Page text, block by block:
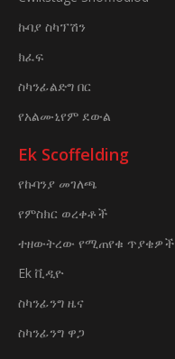
ኩባያ ስካፕሽን
ክፈፍ
ስካንፊልድግ በር
የአልሙኒየም ደውል
Ek Scoffelding
የኩባንያ መገለጫ
የምስክር ወረቀቶች
ተዘውትረው የሚጠየቁ ጥያቄዎች
Ek ቪዲዮ
ስካንፊንግ ዜና
ስካንፊንግ ዋጋ